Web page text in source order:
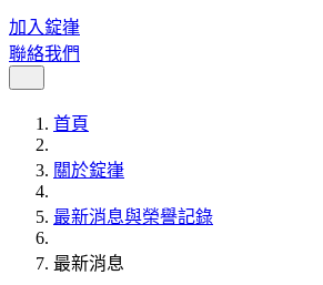
加入錠嵂
聯絡我們
首頁
關於錠嵂
最新消息與榮譽記錄
最新消息